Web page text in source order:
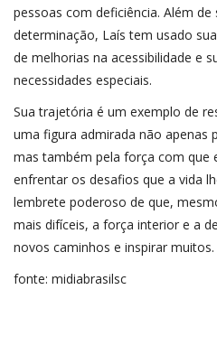
pessoas com deficiência. Além
determinação, Laís tem usado
de melhorias na acessibilidade e
necessidades especiais.
Sua trajetória é um exemplo de
uma figura admirada não apenas
mas também pela força com que
enfrentar os desafios que a vida
lembrete poderoso de que,
mais difíceis, a força interior e a
novos caminhos e inspirar muitos.
fonte: midiabrasilsc